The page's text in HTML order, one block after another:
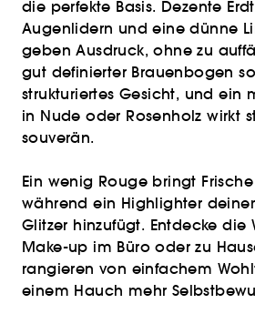
die perfekte Basis. Dezente
Augenlidern und eine dünne
geben Ausdruck, ohne zu
gut definierter Brauenbogen
strukturiertes Gesicht, und ein
in Nude oder Rosenholz wirkt
souverän.
Ein wenig Rouge bringt
während ein Highlighter
Glitzer hinzufügt. Entdecke die
Make-up im Büro oder zu
rangieren von einfachem
einem Hauch mehr